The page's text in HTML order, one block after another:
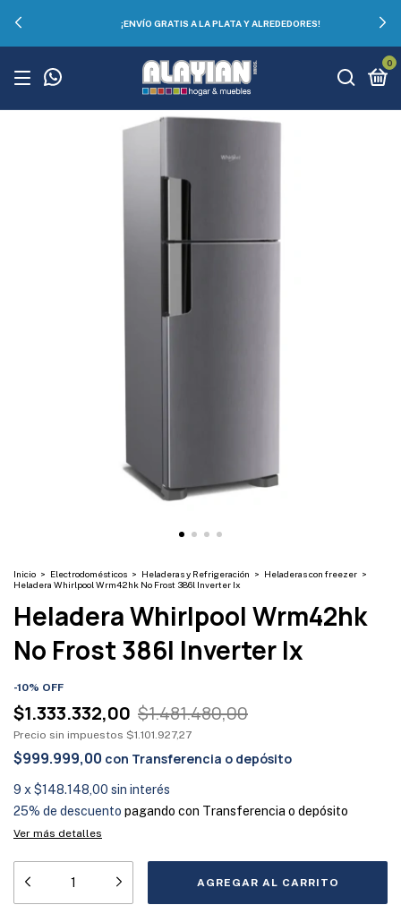
¡ENVÍO GRATIS A LA PLATA Y ALREDEDORES!
0
Inicio > Electrodomésticos > Heladeras y Refrigeración > Heladeras con freezer >
Heladera Whirlpool Wrm42hk No Frost 386l Inverter Ix
Heladera Whirlpool Wrm42hk
No Frost 386l Inverter Ix
-10% OFF
$1.333.332,00 $1.481.480,00
Precio sin impuestos $1.101.927,27
$999.999,00 con Transferencia o depósito
9 x $148.148,00 sin interés
25% de descuento pagando con Transferencia o depósito
Ver más detalles